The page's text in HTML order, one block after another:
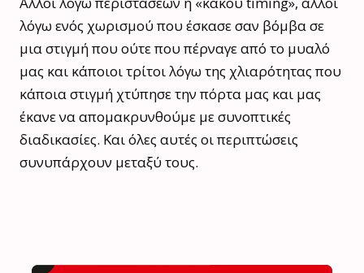
λόγω ενός χωρισμού που έσκασε σαν βόμβα σε
μια στιγμή που ούτε που πέρναγε από το μυαλό
μας και κάποιοι τρίτοι λόγω της χλιαρότητας που
κάποια στιγμή χτύπησε την πόρτα μας και μας
έκανε να απομακρυνθούμε με συνοπτικές
διαδικασίες. Και όλες αυτές οι περιπτώσεις
συνυπάρχουν μεταξύ τους.